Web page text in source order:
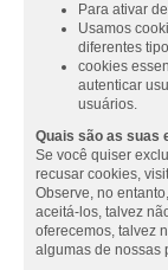
Para ativar
Usamos
diferentes
cookies
autenticar
usuários.
Quais são as suas
Se você quiser
recusar cookies,
Observe, no
aceitá-los, talvez
oferecemos, talvez
algumas de nossas